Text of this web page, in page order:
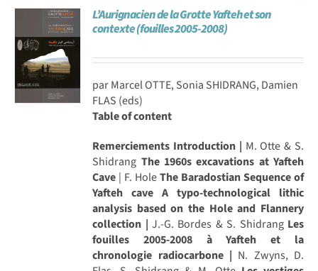
Achat en ligne
Panier WooCommerce
L’Aurignacien de la Grotte Yafteh et son
contexte (fouilles 2005-2008)
par Marcel OTTE, Sonia SHIDRANG, Damien
FLAS (eds)
Table of content
Remerciements Introduction | M. Otte & S.
Shidrang The 1960s excavations at Yafteh
Cave | F. HoleThe Baradostian Sequence of
Yafteh cave A typo-technological lithic
analysis based on the Hole and Flannery
collection | J.-G. Bordes & S. Shidrang Les
fouilles 2005-2008 à Yafteh et la
chronologie radiocarbone | N. Zwyns, D.